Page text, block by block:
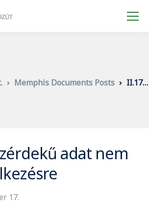
Memphis Documents Posts II.17 A közérdekű adat nem áll rendelkezésre
adat nem
17.